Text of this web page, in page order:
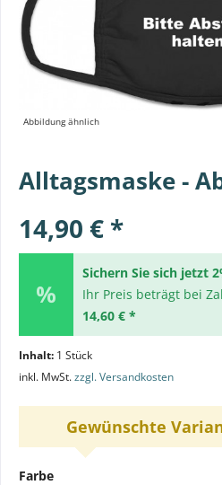
Abbildung ähnlich
Alltagsmaske -
14,90 € *
Sichern Sie sich jetzt
Ihr Preis beträgt bei
14,60 € *
Inhalt: 1 Stück
inkl. MwSt.zzgl. Versandkosten
Gewünschte
Farbe